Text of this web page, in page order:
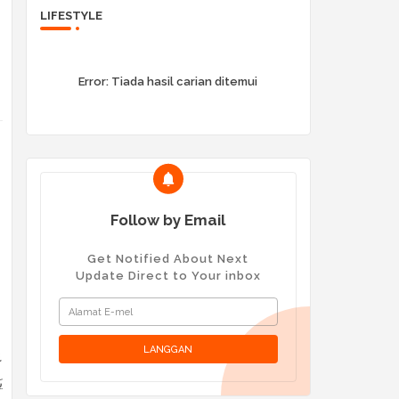
LIFESTYLE
Error: Tiada hasil carian ditemui
Follow by Email
Get Notified About Next
Update Direct to Your inbox